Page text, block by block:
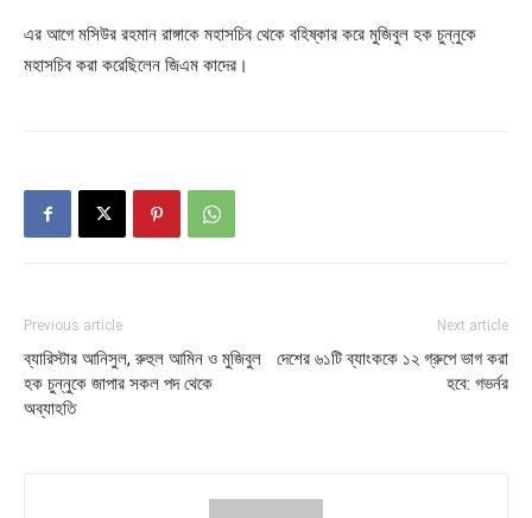
এর আগে মসিউর রহমান রাঙ্গাকে মহাসচিব থেকে বহিষ্কার করে মুজিবুল হক চুন্নুকে
মহাসচিব করা করেছিলেন জিএম কাদের।
Previous article
ব্যারিস্টার আনিসুল, রুহুল আমিন ও মুজিবুল
হক চুন্নুকে জাপার সকল পদ থেকে
অব্যাহতি
Next article
দেশের ৬১টি ব্যাংককে ১২ গ্রুপে ভাগ করা
হবে: গভর্নর